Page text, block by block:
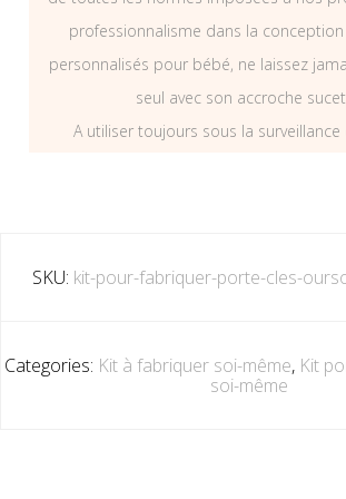
professionnalisme dans la
personnalisés pour bébé, ne laissez
seul avec son accroche
A utiliser toujours sous la surveillance
SKU: kit-pour-fabriquer-porte-cles-
Categories: Kit à fabriquer soi-même, Kit
soi-même